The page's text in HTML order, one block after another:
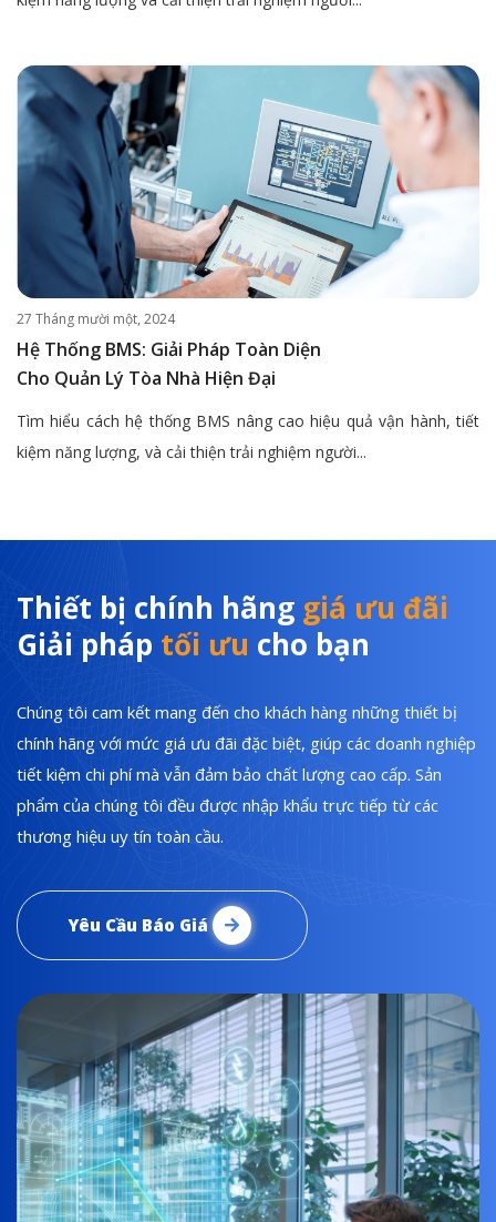
27 Tháng mười một, 2024
Hệ Thống BMS: Giải Pháp Toàn Diện
Cho Quản Lý Tòa Nhà Hiện Đại
Tìm hiểu cách hệ thống BMS nâng cao hiệu quả vận hành, tiết
kiệm năng lượng, và cải thiện trải nghiệm người...
Thiết bị chính hãng giá ưu đãi
Giải pháp tối ưu cho bạn
Chúng tôi cam kết mang đến cho khách hàng những thiết bị
chính hãng với mức giá ưu đãi đặc biệt, giúp các doanh nghiệp
tiết kiệm chi phí mà vẫn đảm bảo chất lượng cao cấp. Sản
phẩm của chúng tôi đều được nhập khẩu trực tiếp từ các
thương hiệu uy tín toàn cầu.
Yêu Cầu Báo Giá